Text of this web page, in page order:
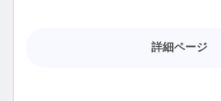
詳細ページ